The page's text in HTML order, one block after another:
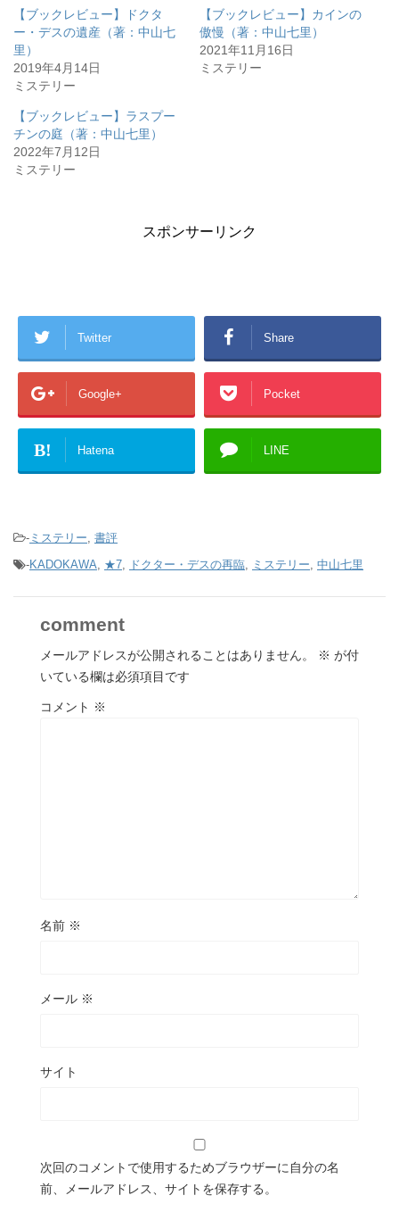
【ブックレビュー】ドクタ
ー・デスの遺産（著：中山七
里）
2019年4月14日
ミステリー
【ブックレビュー】カインの
傲慢（著：中山七里）
2021年11月16日
ミステリー
【ブックレビュー】ラスプー
チンの庭（著：中山七里）
2022年7月12日
ミステリー
スポンサーリンク
Twitter Share
Google+ Pocket
B! Hatena LINE
- ミステリー, 書評
-KADOKAWA, ★7, ドクター・デスの再臨, ミステリー, 中山七里
comment
メールアドレスが公開されることはありません。 ※ が付
いている欄は必須項目です
コメント ※
名前 ※
メール ※
サイト
次回のコメントで使用するためブラウザーに自分の名
前、メールアドレス、サイトを保存する。